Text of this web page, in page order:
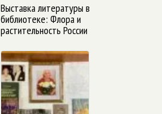
Выставка литературы в
библиотеке: Флора и
растительность России